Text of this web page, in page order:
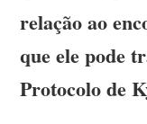
relação ao
que ele pode
Protocolo de